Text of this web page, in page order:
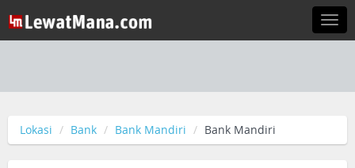
Lokasi Bank Bank Mandiri Bank Mandiri